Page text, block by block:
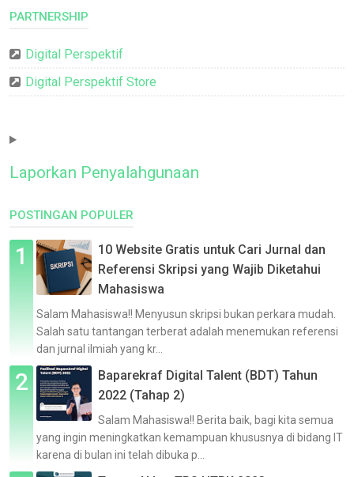
PARTNERSHIP
Digital Perspektif
Digital Perspektif Store
Laporkan Penyalahgunaan
POSTINGAN POPULER
10 Website Gratis untuk Cari Jurnal dan
Referensi Skripsi yang Wajib Diketahui
Mahasiswa
Salam Mahasiswa!! Menyusun skripsi bukan perkara mudah.
Salah satu tantangan terberat adalah menemukan referensi
dan jurnal ilmiah yang kr...
Baparekraf Digital Talent (BDT) Tahun
2022 (Tahap 2)
Salam Mahasiswa!! Berita baik, bagi kita semua
yang ingin meningkatkan kemampuan khususnya di bidang IT
karena di bulan ini telah dibuka p...